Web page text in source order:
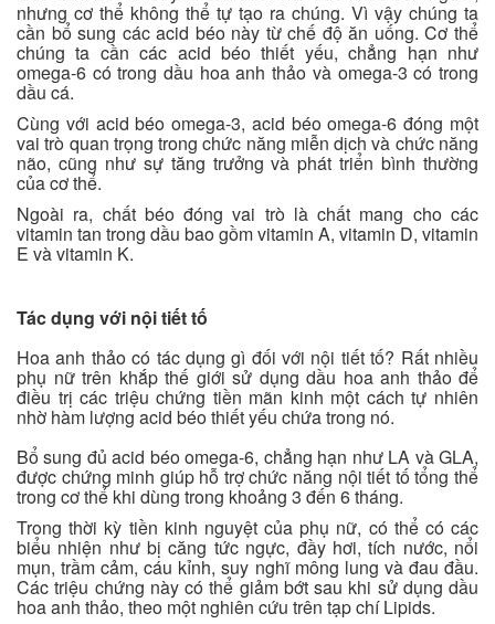
nhưng cơ thể không thể tự tạo ra chúng. Vì vậy chúng ta
cần bổ sung các acid béo này từ chế độ ăn uống. Cơ thể
chúng ta cần các acid béo thiết yếu, chẳng hạn như
omega-6 có trong dầu hoa anh thảo và omega-3 có trong
dầu cá.
Cùng với acid béo omega-3, acid béo omega-6 đóng một
vai trò quan trọng trong chức năng miễn dịch và chức năng
não, cũng như sự tăng trưởng và phát triển bình thường
của cơ thể.
Ngoài ra, chất béo đóng vai trò là chất mang cho các
vitamin tan trong dầu bao gồm vitamin A, vitamin D, vitamin
E và vitamin K.
Tác dụng với nội tiết tố
Hoa anh thảo có tác dụng gì đối với nội tiết tố? Rất nhiều
phụ nữ trên khắp thế giới sử dụng dầu hoa anh thảo để
điều trị các triệu chứng tiền mãn kinh một cách tự nhiên
nhờ hàm lượng acid béo thiết yếu chứa trong nó.
Bổ sung đủ acid béo omega-6, chẳng hạn như LA và GLA,
được chứng minh giúp hỗ trợ chức năng nội tiết tố tổng thể
trong cơ thể khi dùng trong khoảng 3 đến 6 tháng.
Trong thời kỳ tiền kinh nguyệt của phụ nữ, có thể có các
biểu nhiện như bị căng tức ngực, đầy hơi, tích nước, nổi
mụn, trầm cảm, cáu kỉnh, suy nghĩ mông lung và đau đầu.
Các triệu chứng này có thể giảm bớt sau khi sử dụng dầu
hoa anh thảo, theo một nghiên cứu trên tạp chí Lipids.